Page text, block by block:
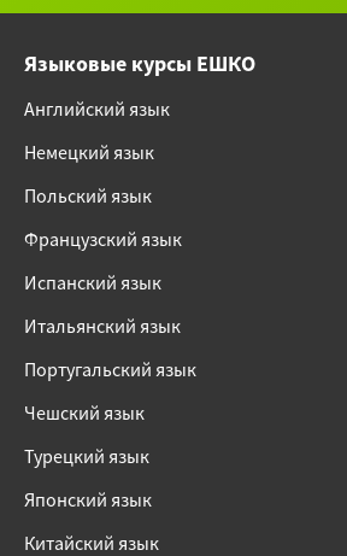
Языковые курсы ЕШКО
Английский язык
Немецкий язык
Польский язык
Французский язык
Испанский язык
Итальянский язык
Португальский язык
Чешский язык
Турецкий язык
Японский язык
Китайский язык